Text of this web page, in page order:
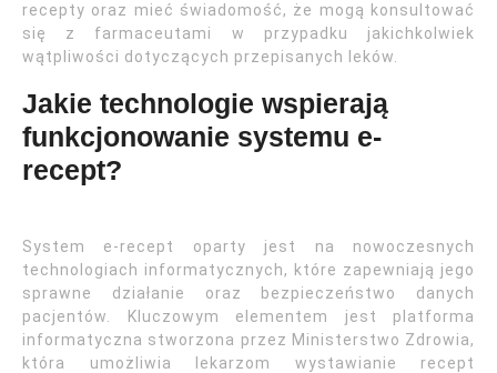
recepty oraz mieć świadomość, że mogą konsultować
się z farmaceutami w przypadku jakichkolwiek
wątpliwości dotyczących przepisanych leków.
Jakie technologie wspierają
funkcjonowanie systemu e-
recept?
System e-recept oparty jest na nowoczesnych
technologiach informatycznych, które zapewniają jego
sprawne działanie oraz bezpieczeństwo danych
pacjentów. Kluczowym elementem jest platforma
informatyczna stworzona przez Ministerstwo Zdrowia,
która umożliwia lekarzom wystawianie recept